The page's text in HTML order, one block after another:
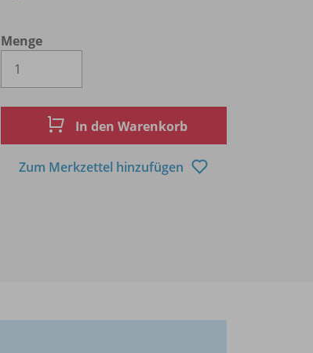
Menge
In den Warenkorb
Zum Merkzettel hinzufügen